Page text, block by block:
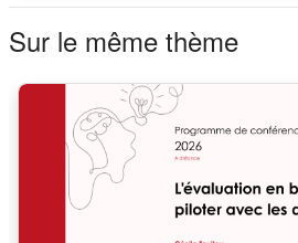
Sur le même thème